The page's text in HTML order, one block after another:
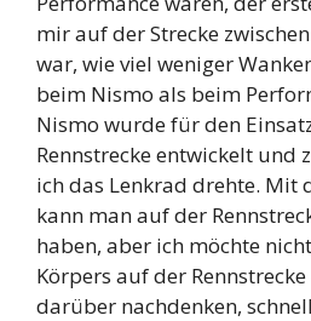
mir auf der Strecke
war, wie viel weniger
beim Nismo als beim
Nismo wurde für den
Rennstrecke entwickelt und
ich das Lenkrad drehte. Mit
kann man auf der
haben, aber ich möchte
Körpers auf der
darüber nachdenken,